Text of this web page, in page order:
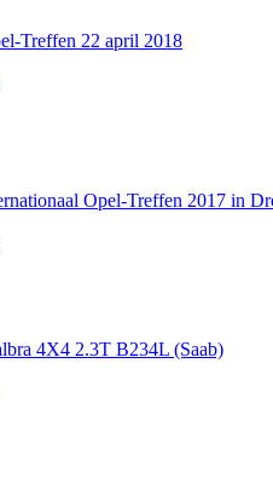
Treffen 22 april 2018
Opel-Treffen 2017 in
4X4 2.3T B234L (Saab)